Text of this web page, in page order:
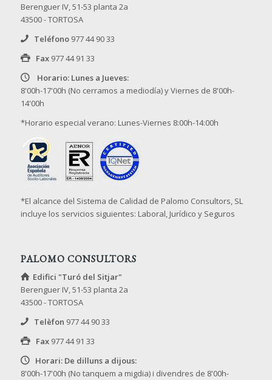
Berenguer IV, 51-53 planta 2a
43500 - TORTOSA
Teléfono 977 44 90 33
Fax 977 44 91 33
Horario: Lunes a Jueves:
8'00h-17'00h (No cerramos a mediodía) y Viernes de 8'00h-
14'00h
*Horario especial verano: Lunes-Viernes 8:00h-14:00h
*El alcance del Sistema de Calidad de Palomo Consultors, SL
incluye los servicios siguientes: Laboral, Jurídico y Seguros
PALOMO CONSULTORS
Edifici "Turó del Sitjar"
Berenguer IV, 51-53 planta 2a
43500 - TORTOSA
Telèfon 977 44 90 33
Fax 977 44 91 33
Horari: De dilluns a dijous:
8'00h-17'00h (No tanquem a migdia) i divendres de 8'00h-